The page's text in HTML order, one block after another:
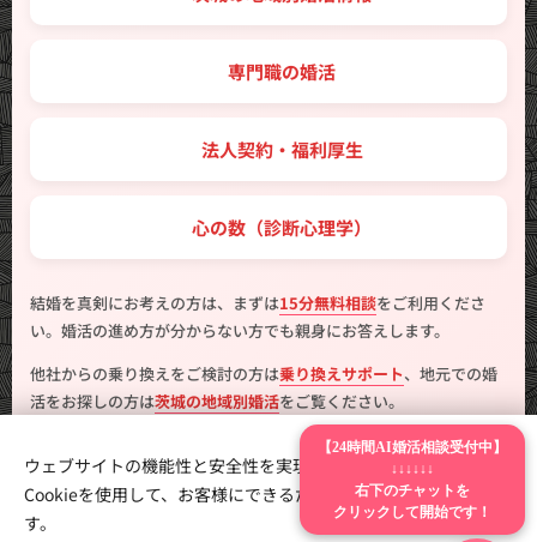
💼 専門職の婚活
🤝 法人契約・福利厚生
💖 心の数（診断心理学）
結婚を真剣にお考えの方は、まずは15分無料相談をご利用くださ
い。婚活の進め方が分からない方でも親身にお答えします。
他社からの乗り換えをご検討の方は乗り換えサポート、地元での婚
活をお探しの方は茨城の地域別婚活をご覧ください。
はんこ広場つくば二の宮店 Cookie
ウェブサイトの機能性と安全性を実現するため、Webnodeは
Cookieを使用して、お客様にできるだけ最高の体験を提供しま
す。
【24時間AI婚活相談受付中】
↓↓↓↓↓↓
右下のチャットを
クリックして開始です！